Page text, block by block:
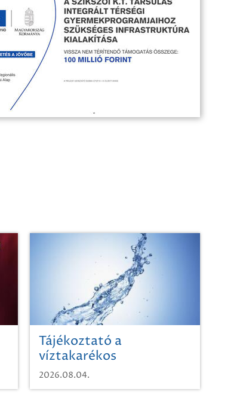
Tájékoztató a
víztakarékos
vízhasználatról
2026.08.04.